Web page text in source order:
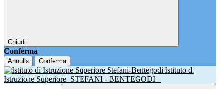
Chiudi
Conferma
Annulla Conferma
Istituto di
Istruzione Superiore STEFANI - BENTEGODI